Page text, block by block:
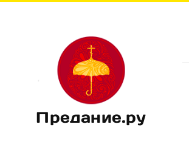
Предание.ру